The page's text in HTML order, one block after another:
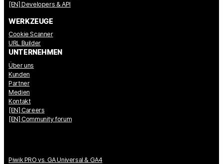
[EN] Developers & API
WERKZEUGE
Cookie Scanner
URL Builder
UNTERNEHMEN
Über uns
Kunden
Partner
Medien
Kontakt
[EN] Careers
[EN] Community forum
Piwik PRO vs. GA Universal & GA4